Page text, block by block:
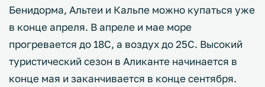
Бенидорма, Альтеи и Кальпе можно купаться уже
в конце апреля. В апреле и мае море
прогревается до 18С, а воздух до 25С. Высокий
туристический сезон в Аликанте начинается в
конце мая и заканчивается в конце сентября.